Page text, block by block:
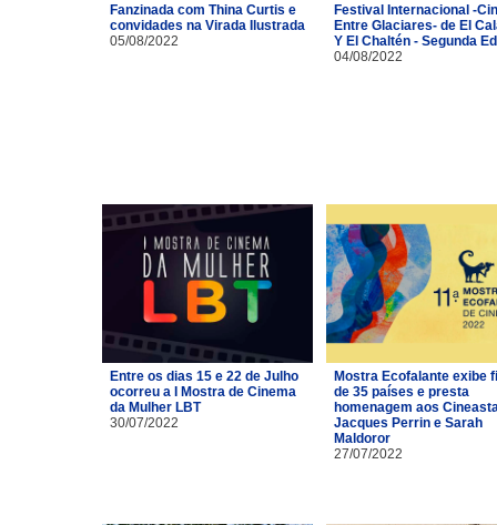
Fanzinada com Thina Curtis e
convidades na Virada Ilustrada
05/08/2022
Festival Internacional -
Entre Glaciares- de El
Y El Chaltén - Segunda
04/08/2022
Entre os dias 15 e 22 de Julho
ocorreu a I Mostra de Cinema
da Mulher LBT
30/07/2022
Mostra Ecofalante exibe
de 35 países e presta
homenagem aos
Jacques Perrin e Sarah
Maldoror
27/07/2022